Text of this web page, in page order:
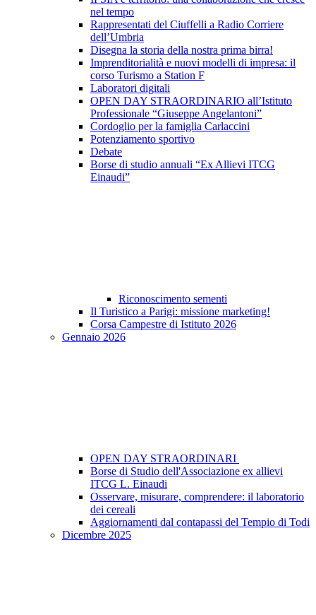
nel tempo
Rappresentati del Ciuffelli a Radio Corriere
dell’Umbria
Disegna la storia della nostra prima birra!
Imprenditorialità e nuovi modelli di impresa: il
corso Turismo a Station F
Laboratori digitali
OPEN DAY STRAORDINARIO all’Istituto
Professionale “Giuseppe Angelantoni”
Cordoglio per la famiglia Carlaccini
Potenziamento sportivo
Debate
Borse di studio annuali “Ex Allievi ITCG
Einaudi”
Riconoscimento sementi
Il Turistico a Parigi: missione marketing!
Corsa Campestre di Istituto 2026
Gennaio 2026
OPEN DAY STRAORDINARI
Borse di Studio dell'Associazione ex allievi
ITCG L. Einaudi
Osservare, misurare, comprendere: il laboratorio
dei cereali
Aggiornamenti dal contapassi del Tempio di Todi
Dicembre 2025